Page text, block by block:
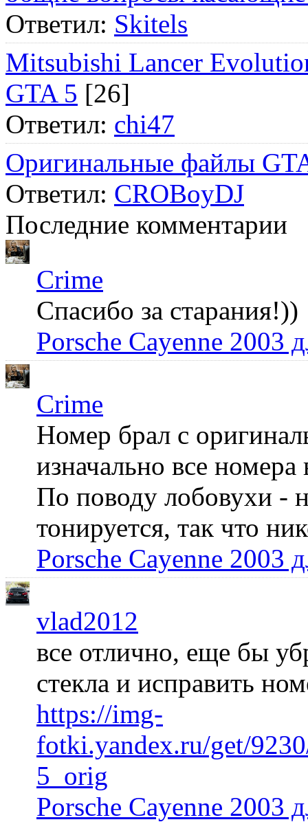
Ответил: Skitels
Mitsubishi Lancer
GTA 5 [26]
Ответил: chi47
Оригинальные файлы
Ответил: CROBoyDJ
Последние комментарии
Crime
Спасибо за старания!))
Porsche Cayenne 2003
Crime
Номер брал с
изначально все
По поводу лобовухи -
тонируется, так что
Porsche Cayenne 2003
vlad2012
все отлично, еще бы
стекла и исправить
https://img-
fotki.yandex.ru/get/
5_orig
Porsche Cayenne 2003